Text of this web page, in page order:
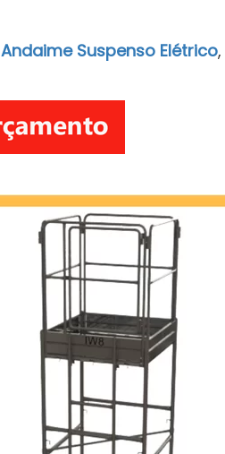
Andaime Suspenso Elétrico,